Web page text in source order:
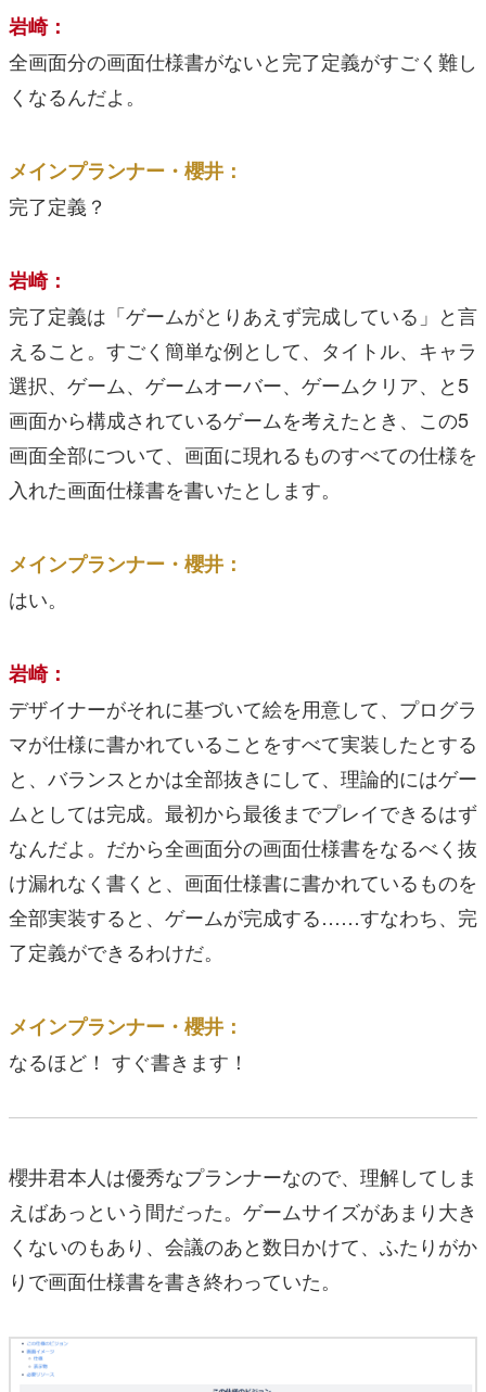
岩崎：
全画面分の画面仕様書がないと完了定義がすごく難し
くなるんだよ。
メインプランナー・櫻井：
完了定義？
岩崎：
完了定義は「ゲームがとりあえず完成している」と言
えること。すごく簡単な例として、タイトル、キャラ
選択、ゲーム、ゲームオーバー、ゲームクリア、と5
画面から構成されているゲームを考えたとき、この5
画面全部について、画面に現れるものすべての仕様を
入れた画面仕様書を書いたとします。
メインプランナー・櫻井：
はい。
岩崎：
デザイナーがそれに基づいて絵を用意して、プログラ
マが仕様に書かれていることをすべて実装したとする
と、バランスとかは全部抜きにして、理論的にはゲー
ムとしては完成。最初から最後までプレイできるはず
なんだよ。だから全画面分の画面仕様書をなるべく抜
け漏れなく書くと、画面仕様書に書かれているものを
全部実装すると、ゲームが完成する……すなわち、完
了定義ができるわけだ。
メインプランナー・櫻井：
なるほど！ すぐ書きます！
櫻井君本人は優秀なプランナーなので、理解してしま
えばあっという間だった。ゲームサイズがあまり大き
くないのもあり、会議のあと数日かけて、ふたりがか
りで画面仕様書を書き終わっていた。